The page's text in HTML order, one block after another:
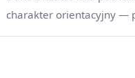
charakter orientacyjny —